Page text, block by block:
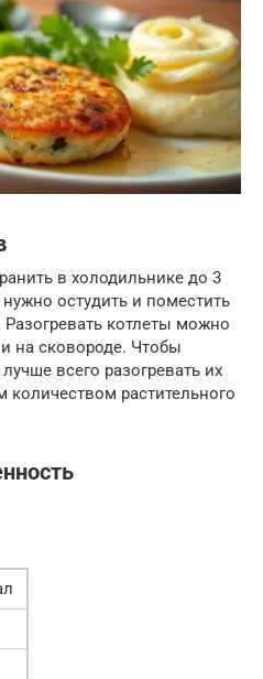
в холодильнике до 3
остудить и поместить
котлеты можно
на сковороде. Чтобы
всего разогревать их
растительного